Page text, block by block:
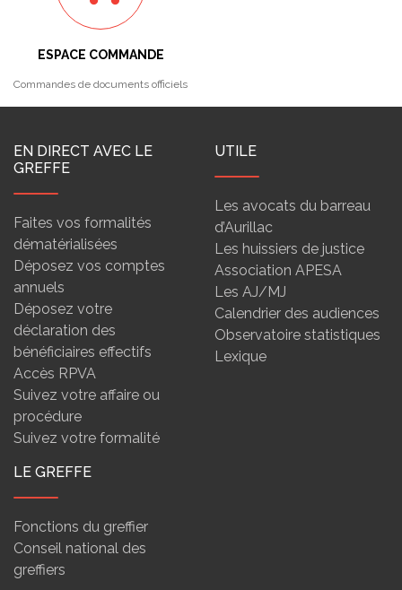
ESPACE COMMANDE
Commandes de documents officiels
EN DIRECT AVEC LE
GREFFE
Faites vos formalités
dématérialisées
Déposez vos comptes
annuels
Déposez votre
déclaration des
bénéficiaires effectifs
Accès RPVA
Suivez votre affaire ou
procédure
Suivez votre formalité
UTILE
Les avocats du barreau
d’Aurillac
Les huissiers de justice
Association APESA
Les AJ/MJ
Calendrier des audiences
Observatoire statistiques
Lexique
LE GREFFE
Fonctions du greffier
Conseil national des
greffiers